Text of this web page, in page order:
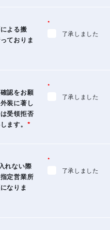
よる搬
ておりま
*
了承しました
認をお願
装に著し
受領拒否
ます。 *
*
了承しました
れない際
定営業所
なりま
*
了承しました